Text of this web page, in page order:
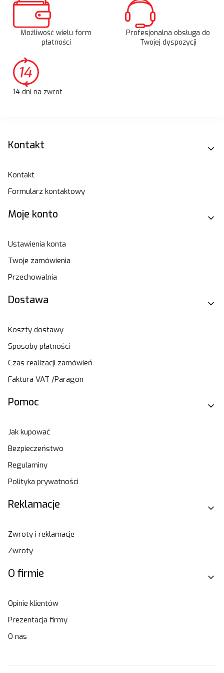
Możliwość wielu form
płatności
Profesjonalna obsługa do
Twojej dyspozycji
14 dni na zwrot
Linki w stopce
Kontakt
Kontakt
Formularz kontaktowy
Moje konto
Ustawienia konta
Twoje zamówienia
Przechowalnia
Dostawa
Koszty dostawy
Sposoby płatności
Czas realizacji zamówień
Faktura VAT /Paragon
Pomoc
Jak kupować
Bezpieczeństwo
Regulaminy
Polityka prywatności
Reklamacje
Zwroty i reklamacje
Zwroty
O firmie
Opinie klientów
Prezentacja firmy
O nas